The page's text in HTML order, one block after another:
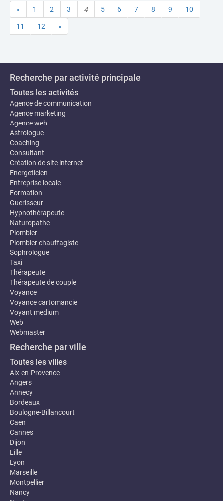
« 1 2 3 4 5 6 7 8 9 10
11 12 »
Recherche par activité principale
Toutes les activités
Agence de communication
Agence marketing
Agence web
Astrologue
Coaching
Consultant
Création de site internet
Energeticien
Entreprise locale
Formation
Guerisseur
Hypnothérapeute
Naturopathe
Plombier
Plombier chauffagiste
Sophrologue
Taxi
Thérapeute
Thérapeute de couple
Voyance
Voyance cartomancie
Voyant medium
Web
Webmaster
Recherche par ville
Toutes les villes
Aix-en-Provence
Angers
Annecy
Bordeaux
Boulogne-Billancourt
Caen
Cannes
Dijon
Lille
Lyon
Marseille
Montpellier
Nancy